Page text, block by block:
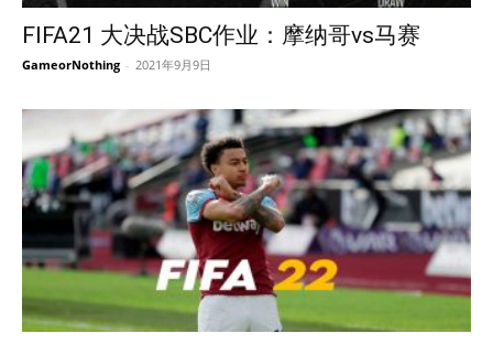
FIFA21 大决战SBC作业：摩纳哥vs马赛
GameorNothing - 2021年9月9日